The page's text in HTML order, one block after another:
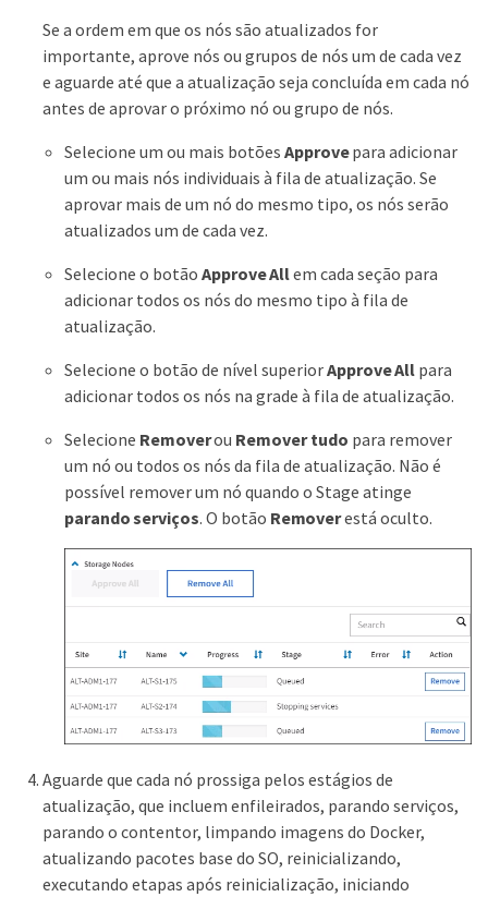
Se a ordem em que os nós são atualizados for
importante, aprove nós ou grupos de nós um de cada vez
e aguarde até que a atualização seja concluída em cada nó
antes de aprovar o próximo nó ou grupo de nós.
Selecione um ou mais botões Approvepara adicionar
um ou mais nós individuais à fila de atualização. Se
aprovar mais de um nó do mesmo tipo, os nós serão
atualizados um de cada vez.
Selecione o botão Approve Allem cada seção para
adicionar todos os nós do mesmo tipo à fila de
atualização.
Selecione o botão de nível superiorApprove All para
adicionar todos os nós na grade à fila de atualização.
Selecione Removerou Remover tudo para remover
um nó ou todos os nós da fila de atualização. Não é
possível remover um nó quando o Stage atinge
parando serviços. O botão Removerestá oculto.
Aguarde que cada nó prossiga pelos estágios de
atualização, que incluem enfileirados, parando serviços,
parando o contentor, limpando imagens do Docker,
atualizando pacotes base do SO, reinicializando,
executando etapas após reinicialização, iniciando